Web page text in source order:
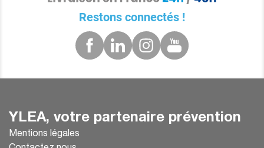
Restons connectés !
YLEA, votre partenaire prévention
Mentions légales